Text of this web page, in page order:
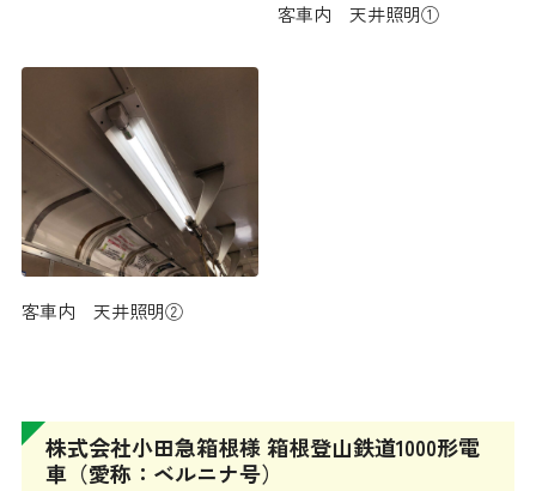
客車内 天井照明①
客車内 天井照明②
株式会社小田急箱根様 箱根登山鉄道1000形電
車（愛称：ベルニナ号）